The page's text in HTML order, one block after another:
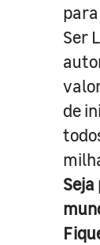
Ser
de